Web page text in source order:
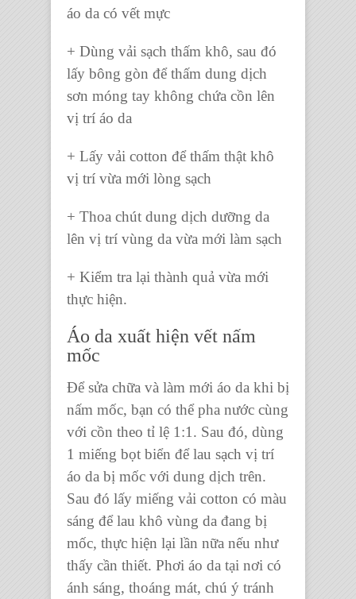
áo da có vết mực
+ Dùng vải sạch thấm khô, sau đó
lấy bông gòn để thấm dung dịch
sơn móng tay không chứa cồn lên
vị trí áo da
+ Lấy vải cotton để thấm thật khô
vị trí vừa mới lòng sạch
+ Thoa chút dung dịch dưỡng da
lên vị trí vùng da vừa mới làm sạch
+ Kiểm tra lại thành quả vừa mới
thực hiện.
Áo da xuất hiện vết nấm
mốc
Đểsửa chữa và làm mới áo da khi bị
nấm mốc, bạn có thể pha nước cùng
với cồn theo tỉ lệ 1:1. Sau đó, dùng
1 miếng bọt biển để lau sạch vị trí
áo da bị mốc với dung dịch trên.
Sau đó lấy miếng vải cotton có màu
sáng để lau khô vùng da đang bị
mốc, thực hiện lại lần nữa nếu như
thấy cần thiết. Phơi áo da tại nơi có
ánh sáng, thoáng mát, chú ý tránh